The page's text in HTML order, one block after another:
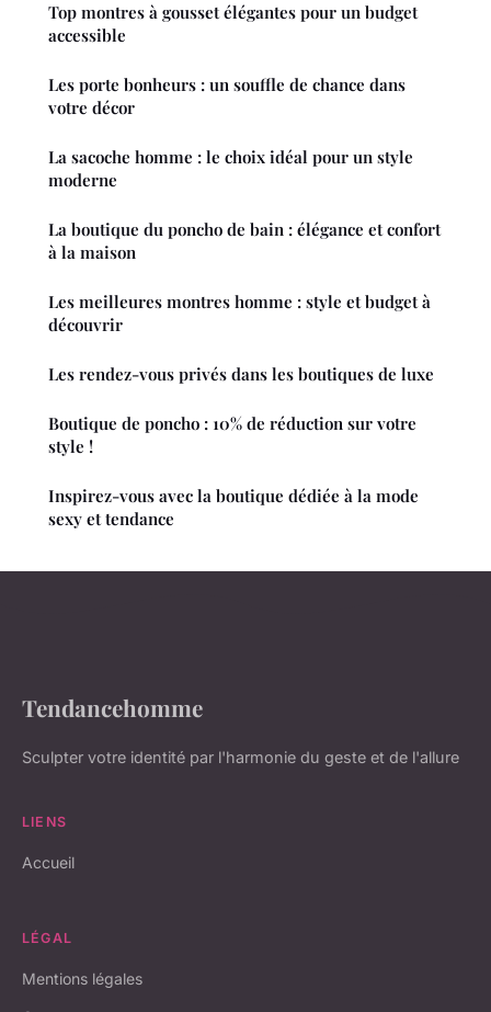
Top montres à gousset élégantes pour un budget
accessible
Les porte bonheurs : un souffle de chance dans
votre décor
La sacoche homme : le choix idéal pour un style
moderne
La boutique du poncho de bain : élégance et confort
à la maison
Les meilleures montres homme : style et budget à
découvrir
Les rendez-vous privés dans les boutiques de luxe
Boutique de poncho : 10% de réduction sur votre
style !
Inspirez-vous avec la boutique dédiée à la mode
sexy et tendance
Tendancehomme
Sculpter votre identité par l'harmonie du geste et de l'allure
LIENS
Accueil
LÉGAL
Mentions légales